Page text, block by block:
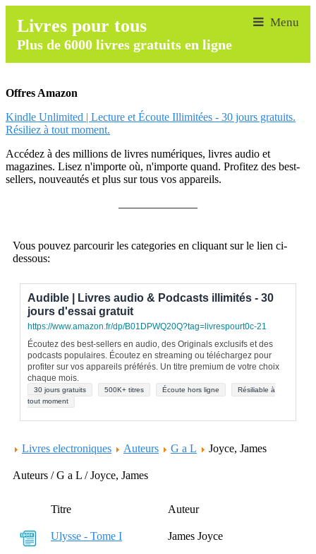
Livres pour tous
Plus de 6000 livres gratuits en ligne
Offres Amazon
Kindle Unlimited | Lecture et Écoute Illimitées - 30 jours gratuits.
Résiliez à tout moment.
Accédez à des millions de livres numériques, livres audio et
magazines. Lisez n'importe où, n'importe quand. Profitez des best-
sellers, nouveautés et plus sur tous vos appareils.
Vous pouvez parcourir les categories en cliquant sur le lien ci-
dessous:
Audible | Livres audio & Podcasts illimités - 30
jours d'essai gratuit
https://www.amazon.fr/dp/B01DPWQ20Q?tag=livrespourt0c-21
Écoutez des best-sellers en audio, des Originals exclusifs et des
podcasts populaires. Écoutez en streaming ou téléchargez pour
profiter sur vos appareils préférés. Un titre premium de votre choix
chaque mois.
30 jours gratuits 500K+ titres Écoute hors ligne
Résiliable à
tout moment
Livres electroniques Auteurs G a L Joyce, James
Auteurs / G a L / Joyce, James
Titre Auteur
Ulysse - Tome I James Joyce